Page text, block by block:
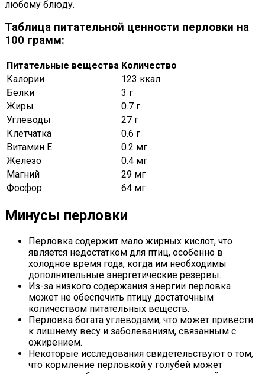
любому блюду.
Таблица питательной ценности перловки на
100 грамм:
Питательные вещества Количество
Калории
123 ккал
Белки
3 г
Жиры
0.7 г
Углеводы
27 г
Клетчатка
0.6 г
Витамин Е
0.2 мг
Железо
0.4 мг
Магний
29 мг
Фосфор
64 мг
Минусы перловки
Перловка содержит мало жирных кислот, что
является недостатком для птиц, особенно в
холодное время года, когда им необходимы
дополнительные энергетические резервы.
Из-за низкого содержания энергии перловка
может не обеспечить птицу достаточным
количеством питательных веществ.
Перловка богата углеводами, что может привести
к лишнему весу и заболеваниям, связанным с
ожирением.
Некоторые исследования свидетельствуют о том,
что кормление перловкой у голубей может